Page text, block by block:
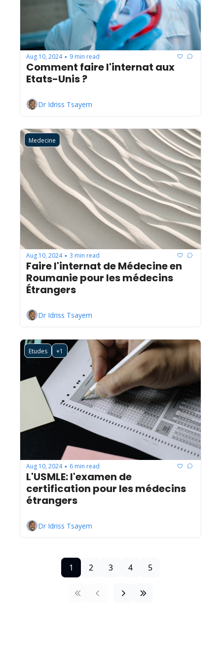
Aug 10, 2024 • 9 min read
Comment faire l'internat aux
Etats-Unis ?
Dr Idriss Tsayem
Medecine
Aug 10, 2024 • 3 min read
Faire l'internat de Médecine en
Roumanie pour les médecins
Étrangers
Dr Idriss Tsayem
Etudes +1
Aug 10, 2024 • 6 min read
L'USMLE: l'examen de
certification pour les médecins
étrangers
Dr Idriss Tsayem
1 2 3 4 5